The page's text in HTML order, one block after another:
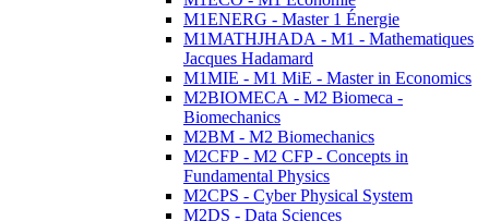
M1ENERG - Master 1 Énergie
M1MATHJHADA - M1 - Mathematiques
Jacques Hadamard
M1MIE - M1 MiE - Master in Economics
M2BIOMECA - M2 Biomeca -
Biomechanics
M2BM - M2 Biomechanics
M2CFP - M2 CFP - Concepts in
Fundamental Physics
M2CPS - Cyber Physical System
M2DS - Data Sciences